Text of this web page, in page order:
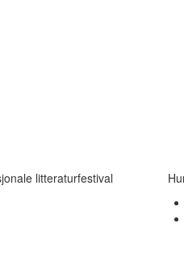
litteraturfestival